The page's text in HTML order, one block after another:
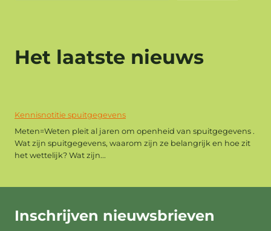
Het laatste nieuws
Kennisnotitie spuitgegevens
Meten=Weten pleit al jaren om openheid van spuitgegevens .
Wat zijn spuitgegevens, waarom zijn ze belangrijk en hoe zit
het wettelijk? Wat zijn...
Inschrijven nieuwsbrieven